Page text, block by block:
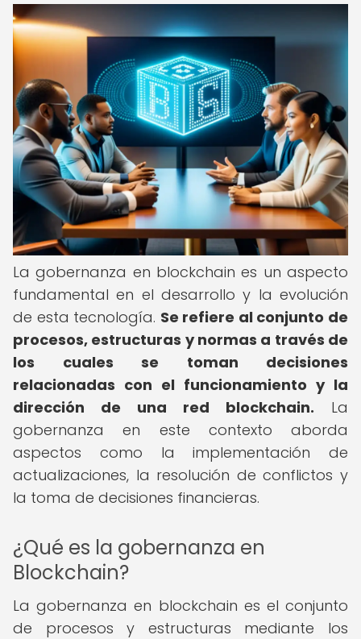
La gobernanza en blockchain es un aspecto
fundamental en el desarrollo y la evolución
de esta tecnología. Se refiere al conjunto de
procesos, estructuras y normas a través de
los cuales se toman decisiones
relacionadas con el funcionamiento y la
dirección de una red blockchain. La
gobernanza en este contexto aborda
aspectos como la implementación de
actualizaciones, la resolución de conflictos y
la toma de decisiones financieras.
¿Qué es la gobernanza en
Blockchain?
La gobernanza en blockchain es el conjunto
de procesos y estructuras mediante los